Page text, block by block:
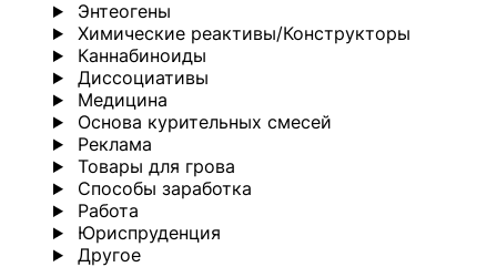
Энтеогены
Химические реактивы/Конструкторы
Каннабиноиды
Диссоциативы
Медицина
Основа курительных смесей
Реклама
Товары для грова
Способы заработка
Работа
Юриспруденция
Другoе